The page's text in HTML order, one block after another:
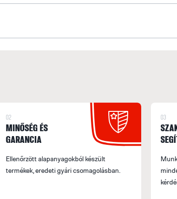
02
MINŐSÉG ÉS
GARANCIA
Ellenőrzött alapanyagokból készült
termékek, eredeti gyári csomagolásban.
03